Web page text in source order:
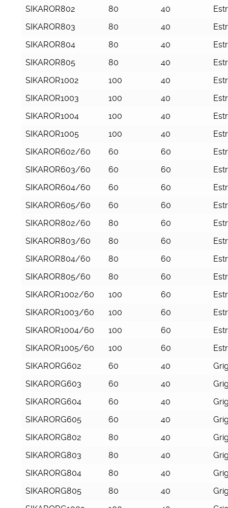
SIKAROR802
80 40
SIKAROR803
80 40
SIKAROR804
80 40
SIKAROR805
80 40
SIKAROR1002
100 40
SIKAROR1003
100 40
SIKAROR1004
100 40
SIKAROR1005
100 40
SIKAROR602/60
60 60
SIKAROR603/60
60 60
SIKAROR604/60
60 60
SIKAROR605/60
60 60
SIKAROR802/60
80 60
SIKAROR803/60
80 60
SIKAROR804/60
80 60
SIKAROR805/60
80 60
SIKAROR1002/60
100 60
SIKAROR1003/60
100 60
SIKAROR1004/60
100 60
SIKAROR1005/60
100 60
SIKARORG602
60 40
SIKARORG603
60 40
SIKARORG604
60 40
SIKARORG605
60 40
SIKARORG802
80 40
SIKARORG803
80 40
SIKARORG804
80 40
SIKARORG805
80 40